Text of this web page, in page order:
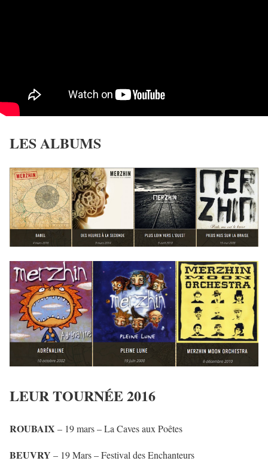
LES ALBUMS
LEUR TOURNÉE 2016
ROUBAIX – 19 mars – La Caves aux Poêtes
BEUVRY – 19 Mars – Festival des Enchanteurs